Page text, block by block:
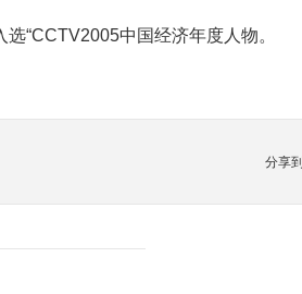
“CCTV2005中国经济年度人物。
分享